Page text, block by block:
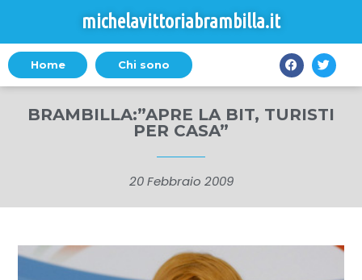
michelavittoriabrambilla.it
Home Chi sono
BRAMBILLA:”APRE LA BIT, TURISTI
PER CASA”
20 Febbraio 2009